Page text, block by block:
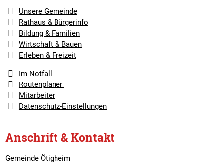
Unsere Gemeinde
Rathaus & Bürgerinfo
Bildung & Familien
Wirtschaft & Bauen
Erleben & Freizeit
Im Notfall
Routenplaner
Mitarbeiter
Datenschutz-Einstellungen
Anschrift & Kontakt
Gemeinde Ötigheim